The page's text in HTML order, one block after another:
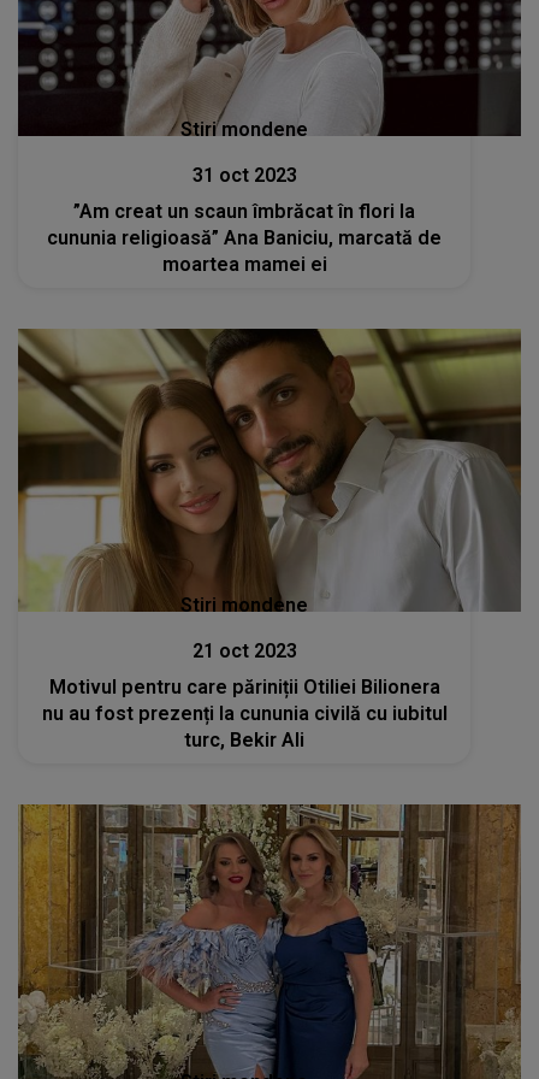
Stiri mondene
31 oct 2023
”Am creat un scaun îmbrăcat în flori la
cununia religioasă” Ana Baniciu, marcată de
moartea mamei ei
Stiri mondene
21 oct 2023
Motivul pentru care păriniții Otiliei Bilionera
nu au fost prezenți la cununia civilă cu iubitul
turc, Bekir Ali